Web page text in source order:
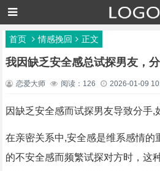
首页 情感挽回 正文
我因缺乏安全感总试探男友，
恋爱大师 阅读：126 2026-01-09
因缺乏安全感而试探男友导致分手,
在亲密关系中,安全感是维系感情的
的不安全感而频繁试探对方时，这